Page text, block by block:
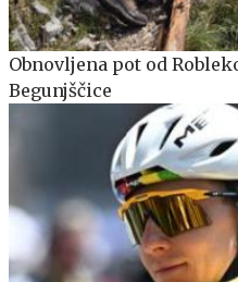
Obnovljena pot od
Begunjščice